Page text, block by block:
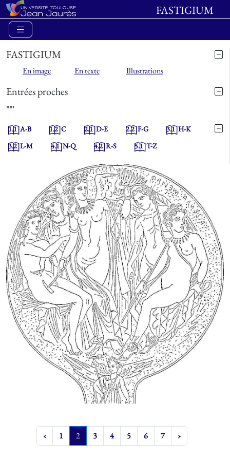
FASTIGIUM
FASTIGIUM
En image En texte Illustrations
Entrées proches
1.1A-B 1.2C 2.1D-E 2.2F-G 3.1H-K
3.2L-M 4.1N-Q 4.2R-S 5.1T-Z
‹ 1 2 3 4 5 6 7 ›